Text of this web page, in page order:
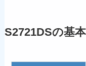
S2721DSの基